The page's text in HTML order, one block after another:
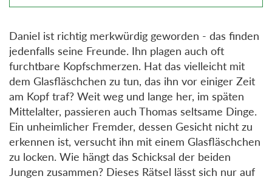
Daniel ist richtig merkwürdig geworden - das finden
jedenfalls seine Freunde. Ihn plagen auch oft
furchtbare Kopfschmerzen. Hat das vielleicht mit
dem Glasfläschchen zu tun, das ihn vor einiger Zeit
am Kopf traf? Weit weg und lange her, im späten
Mittelalter, passieren auch Thomas seltsame Dinge.
Ein unheimlicher Fremder, dessen Gesicht nicht zu
erkennen ist, versucht ihn mit einem Glasfläschchen
zu locken. Wie hängt das Schicksal der beiden
Jungen zusammen? Dieses Rätsel lässt sich nur auf